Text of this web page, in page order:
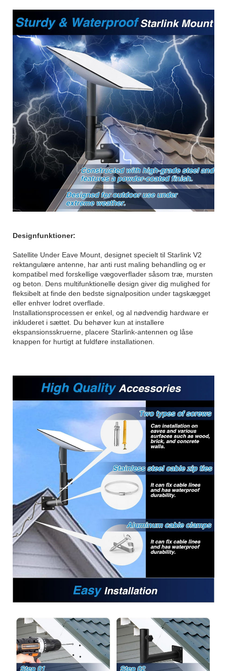
Designfunktioner:
Satellite Under Eave Mount, designet specielt til Starlink V2
rektangulære antenne, har anti rust maling behandling og er
kompatibel med forskellige vægoverflader såsom træ, mursten
og beton. Dens multifunktionelle design giver dig mulighed for
fleksibelt at finde den bedste signalposition under tagskægget
eller enhver lodret overflade.
Installationsprocessen er enkel, og al nødvendig hardware er
inkluderet i sættet. Du behøver kun at installere
ekspansionsskruerne, placere Starlink-antennen og låse
knappen for hurtigt at fuldføre installationen.